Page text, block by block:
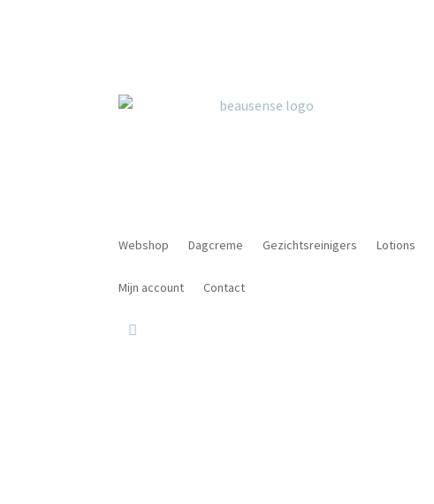
Webshop Dagcreme Gezichtsreinigers Lotions
Mijn account Contact